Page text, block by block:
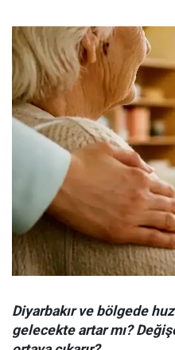
Diyarbakır ve bölgede
gelecekte artar mı?